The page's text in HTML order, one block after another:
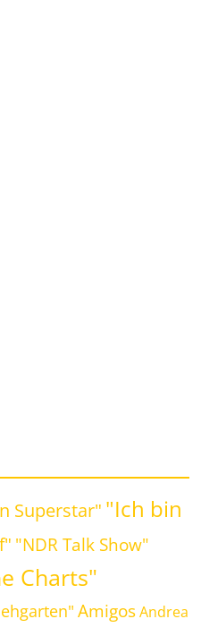
Superstar" "Ich bin
"NDR Talk Show"
Charts"
Amigos Andrea